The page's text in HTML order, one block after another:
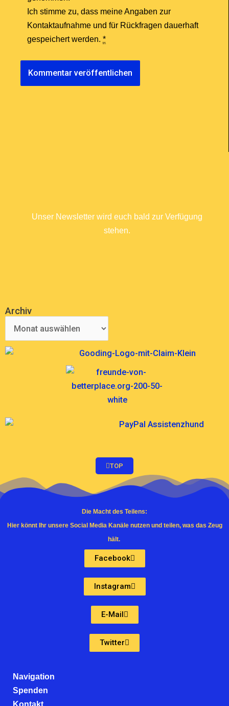
Ich stimme zu, dass meine Angaben zur
Kontaktaufnahme und für Rückfragen dauerhaft
gespeichert werden. *
Unser Newsletter wird euch bald zur Verfügung
stehen.
COMING SOON
Archiv
Archiv
TOP
Die Macht des Teilens:
Hier könnt Ihr unsere Social Media Kanäle nutzen und teilen, was das Zeug
hält.
Facebook
Instagram
E-Mail
Twitter
Navigation
Spenden